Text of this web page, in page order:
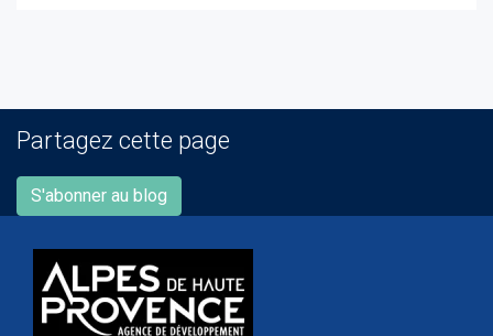
Partagez cette page
S'abonner au blog